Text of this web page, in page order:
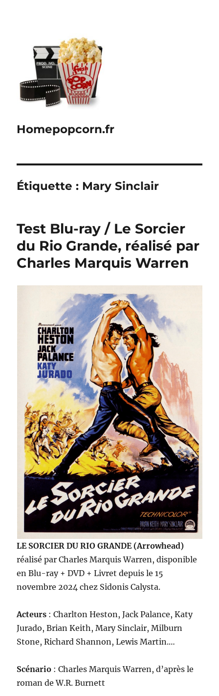
Homepopcorn.fr
Étiquette : Mary Sinclair
Test Blu-ray / Le Sorcier
du Rio Grande, réalisé par
Charles Marquis Warren
LE SORCIER DU RIO GRANDE (Arrowhead)
réalisé par Charles Marquis Warren, disponible
en Blu-ray + DVD + Livret depuis le 15
novembre 2024 chez Sidonis Calysta.
Acteurs : Charlton Heston, Jack Palance, Katy
Jurado, Brian Keith, Mary Sinclair, Milburn
Stone, Richard Shannon, Lewis Martin.…
Scénario : Charles Marquis Warren, d’après le
roman de W.R. Burnett